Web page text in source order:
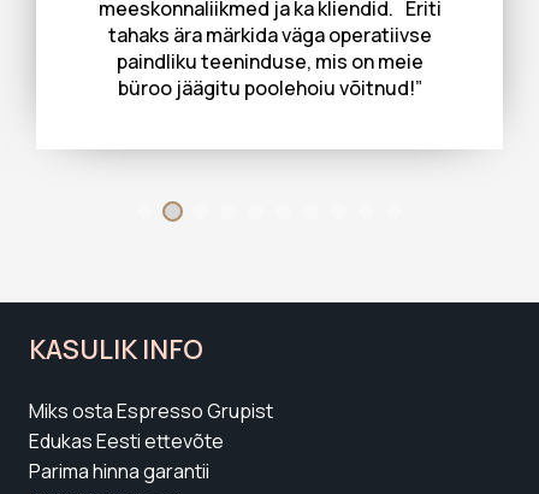
Grupiga koostööd teinud juba aastast
2013 ning oleme teenusega väga rahul.”
KASULIK INFO
Miks osta Espresso Grupist
Parima hinna garantii
Müügitingimused
JURA toodete garantiihooldus ja -remont